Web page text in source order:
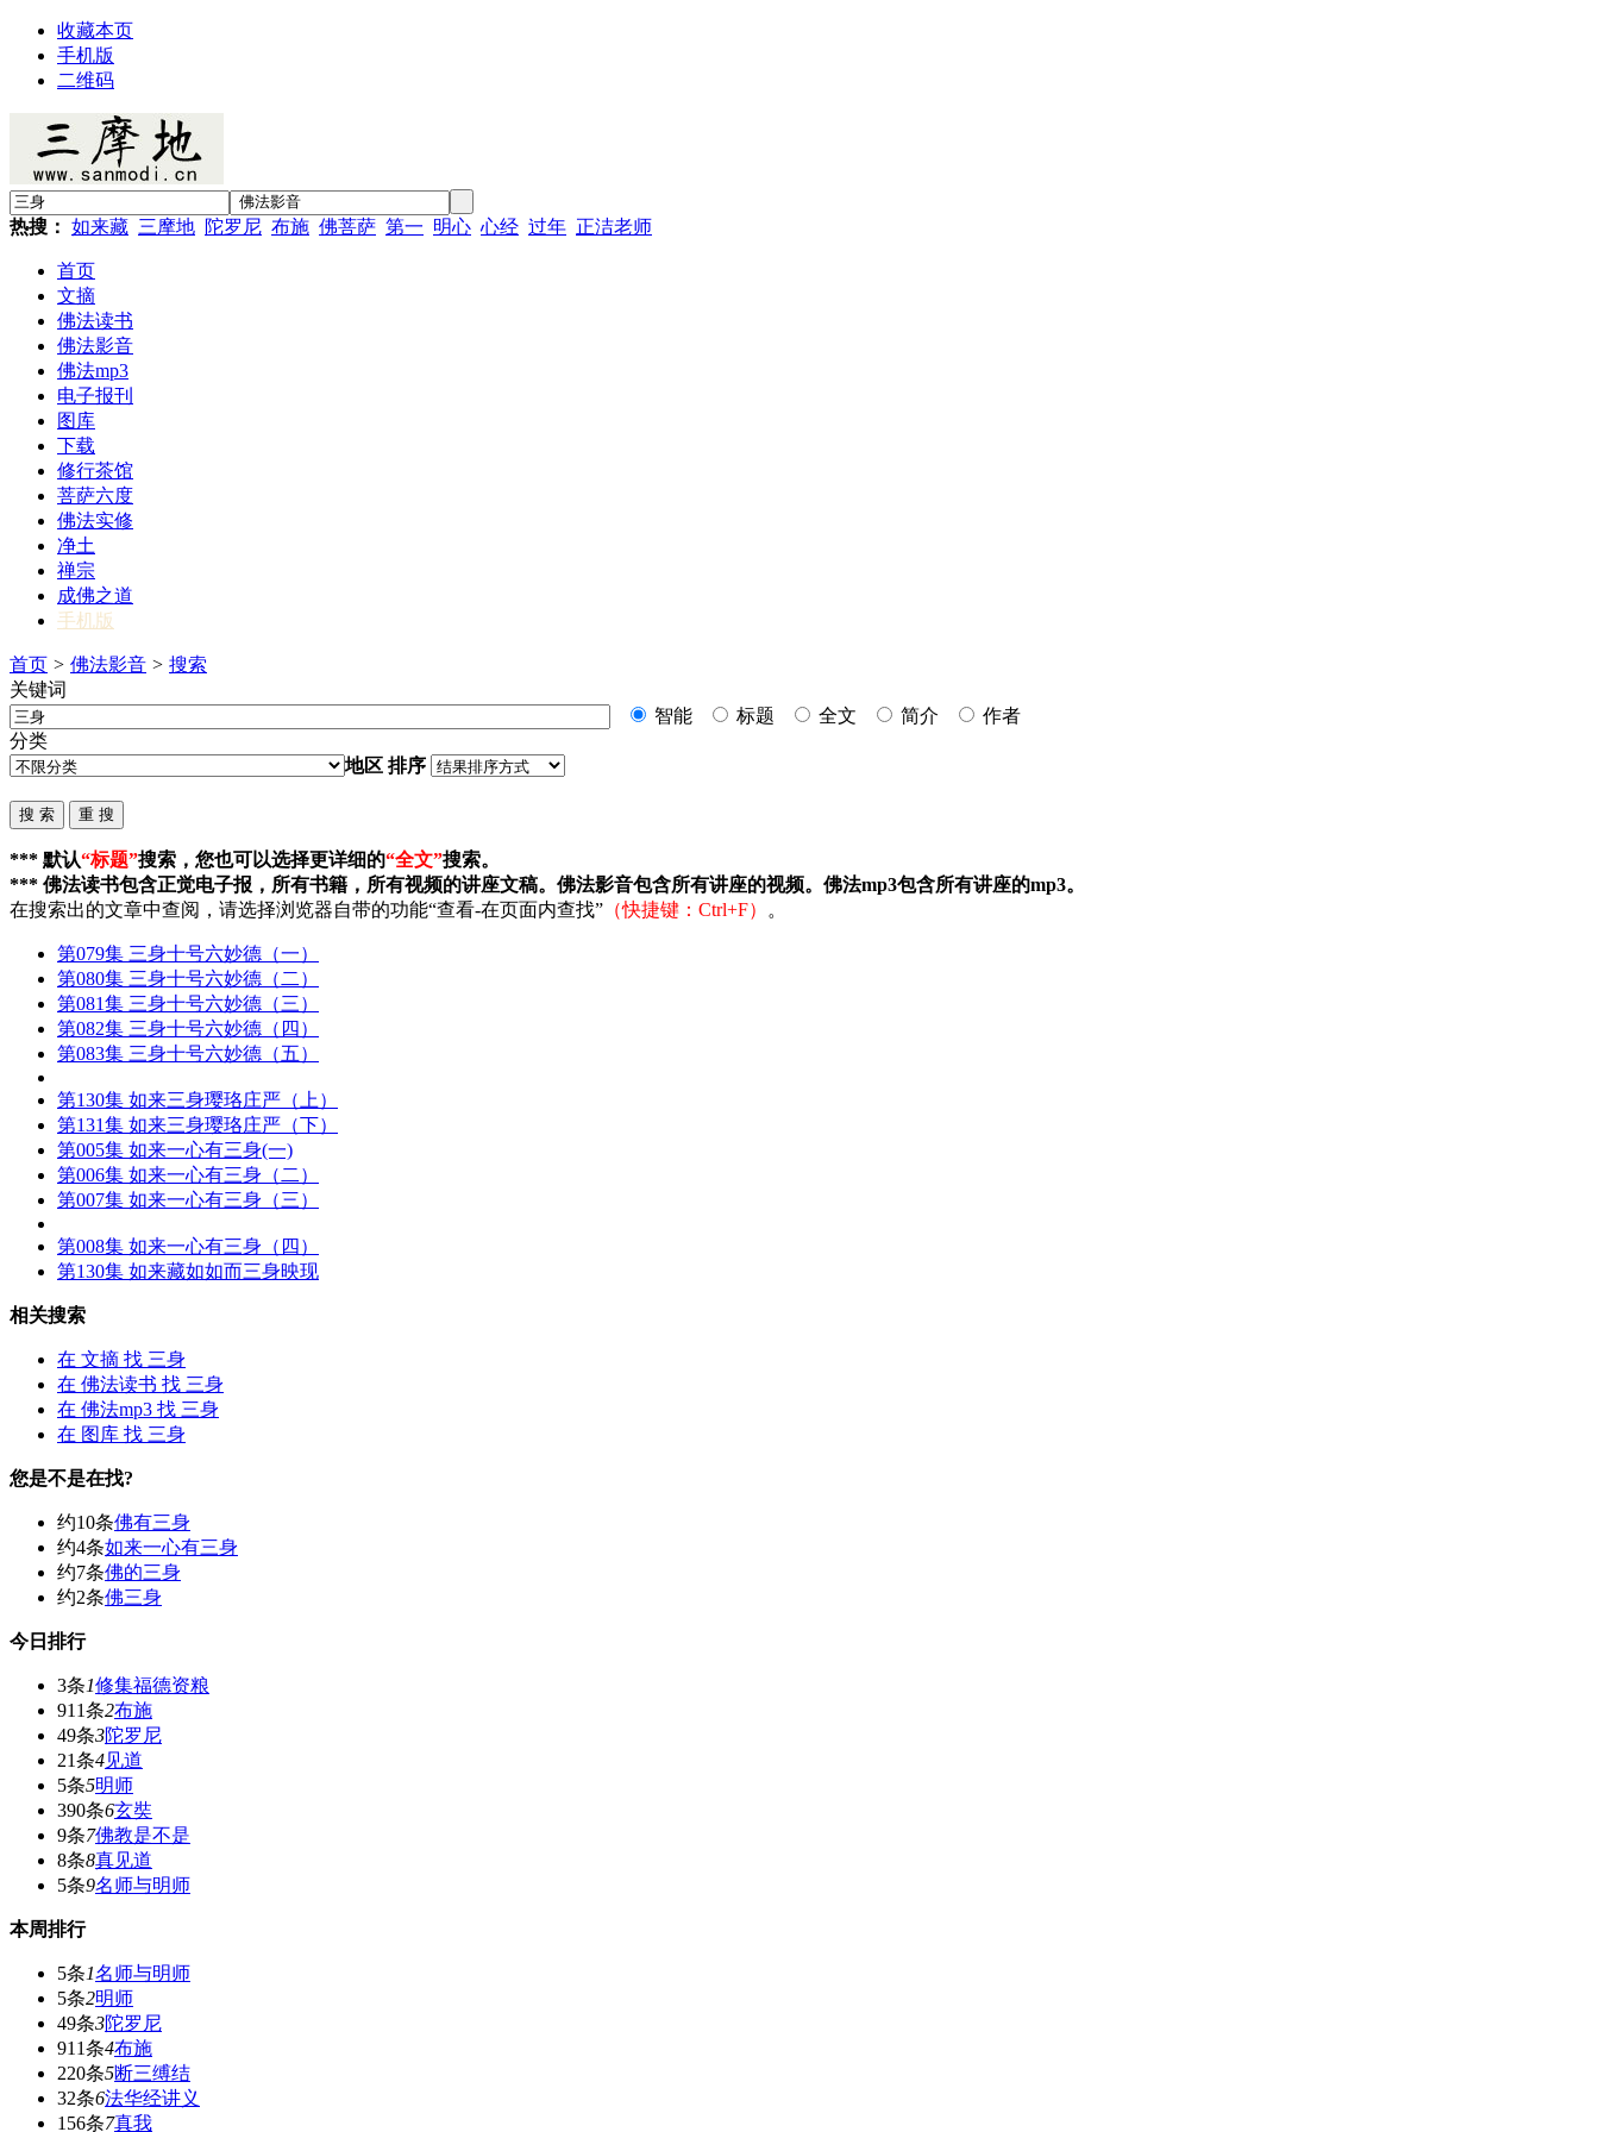
收藏本页
手机版
二维码
热搜： 如来藏 三摩地 陀罗尼 布施 佛菩萨 第一 明心 心经 过年 正洁老师
首页
文摘
佛法读书
佛法影音
佛法mp3
电子报刊
图库
下载
修行茶馆
菩萨六度
佛法实修
净土
禅宗
成佛之道
手机版
首页 > 佛法影音 > 搜索
关键词
智能
标题 全文 简介
作者
分类
地区 排序
*** 默认“标题”搜索，您也可以选择更详细的“全文”搜索。
*** 佛法读书包含正觉电子报，所有书籍，所有视频的讲座文稿。佛法影音包含所有讲座的视频。佛法mp3包含所有讲座的mp3。
在搜索出的文章中查阅，请选择浏览器自带的功能“查看-在页面内查找” （快捷键：Ctrl+F） 。
第079集 三身十号六妙德（一）
第080集 三身十号六妙德（二）
第081集 三身十号六妙德（三）
第082集 三身十号六妙德（四）
第083集 三身十号六妙德（五）
第130集 如来三身璎珞庄严（上）
第131集 如来三身璎珞庄严（下）
第005集 如来一心有三身(一)
第006集 如来一心有三身 （二）
第007集 如来一心有三身 （三）
第008集 如来一心有三身 （四）
第130集 如来藏如如而三身映现
相关搜索
在 文摘 找 三身
在 佛法读书 找 三身
在 佛法mp3 找 三身
在 图库 找 三身
您是不是在找?
约10条佛有三身
约4条如来一心有三身
约7条佛的三身
约2条佛三身
今日排行
3条1修集福德资粮
911条2布施
49条3陀罗尼
21条4见道
5条5明师
390条6玄奘
9条7佛教是不是
8条8真见道
5条9名师与明师
本周排行
5条1名师与明师
5条2明师
49条3陀罗尼
911条4布施
220条5断三缚结
32条6法华经讲义
156条7真我